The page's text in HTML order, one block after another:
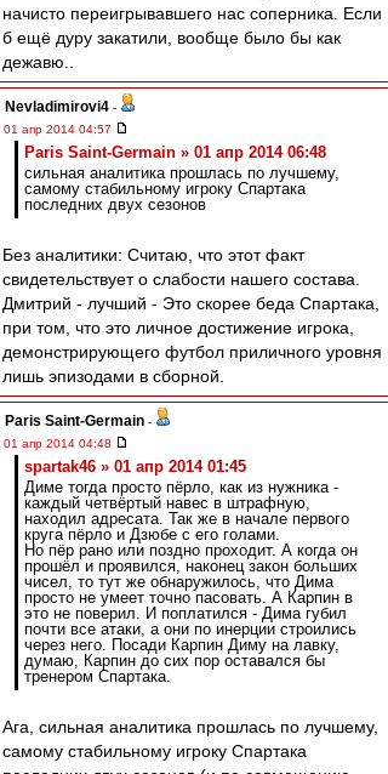
начисто переигрывавшего нас соперника. Если
б ещё дуру закатили, вообще было бы как
дежавю..
Nevladimirovi4 -
01 апр 2014 04:57
Paris Saint-Germain » 01 апр 2014 06:48
сильная аналитика прошлась по лучшему,
самому стабильному игроку Спартака
последних двух сезонов
Без аналитики: Считаю, что этот факт
свидетельствует о слабости нашего состава.
Дмитрий - лучший - Это скорее беда Спартака,
при том, что это личное достижение игрока,
демонстрирующего футбол приличного уровня
лишь эпизодами в сборной.
Paris Saint-Germain -
01 апр 2014 04:48
spartak46 » 01 апр 2014 01:45
Диме тогда просто пёрло, как из нужника -
каждый четвёртый навес в штрафную,
находил адресата. Так же в начале первого
круга пёрло и Дзюбе с его голами.
Но пёр рано или поздно проходит. А когда он
прошёл и проявился, наконец закон больших
чисел, то тут же обнаружилось, что Дима
просто не умеет точно пасовать. А Карпин в
это не поверил. И поплатился - Дима губил
почти все атаки, а они по инерции строились
через него. Посади Карпин Диму на лавку,
думаю, Карпин до сих пор оставался бы
тренером Спартака.
Ага, сильная аналитика прошлась по лучшему,
самому стабильному игроку Спартака